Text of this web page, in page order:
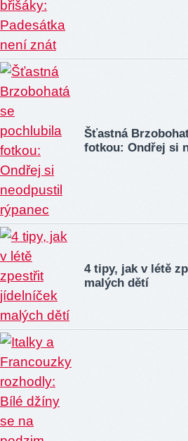
Šťastná
fotkou: Ondřej si
4 tipy, jak v létě
malých dětí